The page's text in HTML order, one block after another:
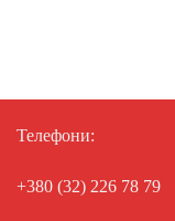
Телефони:
+380 (32) 226 78 79